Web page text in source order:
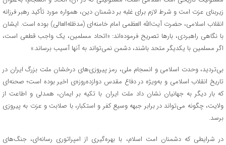
زیربنای عزت امت و شرط لازم برای غلبه بر دشمنان دین، همواره مورد تأکید رهبر فرزانه
انقلاب اسلامی، حضرت آیت‌الله العظمی امام خامنه‌ای (مدظله‌العالی) بوده است. ایشان
با نگاهی راهبردی، بارها تصریح فرموده‌اند: «اتحاد مسلمین، یک واجب قطعی است،
اگر مسلمین با یکدیگر متحد باشند، دشمن نمی‌تواند به آنها آسیب برساند.»
بی‌تردید، وحدت اسلامی و انسجام ملی، رمز پیروزی‌های درخشان ملت بزرگ ایران در
تاریخ انقلاب اسلامی و به‌ویژه در دفاع مقدس دوازده‌روزه‌ی اخیر بوده است؛ صحنه‌ای
که بار دیگر به جهانیان نشان داد ملت ایران با تکیه بر ایمان، همدلی و اطاعت از
ولایت، چگونه می‌تواند در برابر جبهه وسیع کفر و استکبار، با صلابت و عزت به پیروزی
برسد.
در شرایطی که دشمنان امت اسلام، با بهره‌گیری از امپراتوری رسانه‌ای، جنگ‌های